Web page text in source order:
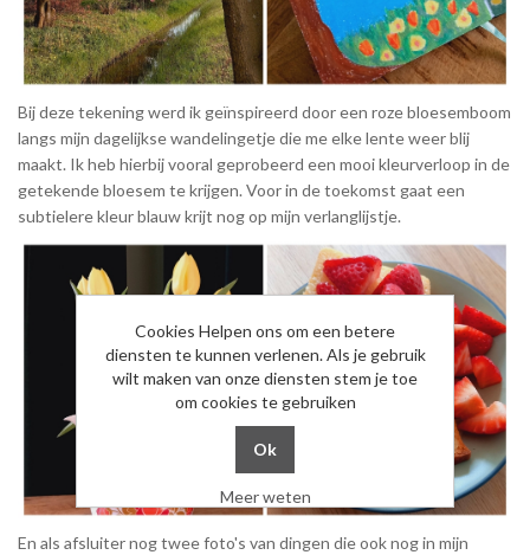
Bij deze tekening werd ik geïnspireerd door een roze bloesemboom
langs mijn dagelijkse wandelingetje die me elke lente weer blij
maakt. Ik heb hierbij vooral geprobeerd een mooi kleurverloop in de
getekende bloesem te krijgen. Voor in de toekomst gaat een
subtielere kleur blauw krijt nog op mijn verlanglijstje.
En als afsluiter nog twee foto's van dingen die ook nog in mijn
Cookies Helpen ons om een betere
diensten te kunnen verlenen. Als je gebruik
wilt maken van onze diensten stem je toe
om cookies te gebruiken
Meer weten